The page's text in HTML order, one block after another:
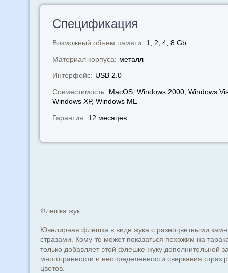
Спецификация
Возможный объем памяти: 1, 2, 4, 8 Gb
Материал корпуса: металл
Интерфейс: USB 2.0
Совместимость: MacOS, Windows 2000, Windows
Windows XP, Windows МЕ
Гарантия: 12 месяцев
Флешка жук.
Ювелирная флешка в виде жука с разноцветными
стразами. Кому-то может показаться похожим на
только добавляет этой флешке-жуку дополнительной
многогранности и неопределенности сверкания страз
цветов.